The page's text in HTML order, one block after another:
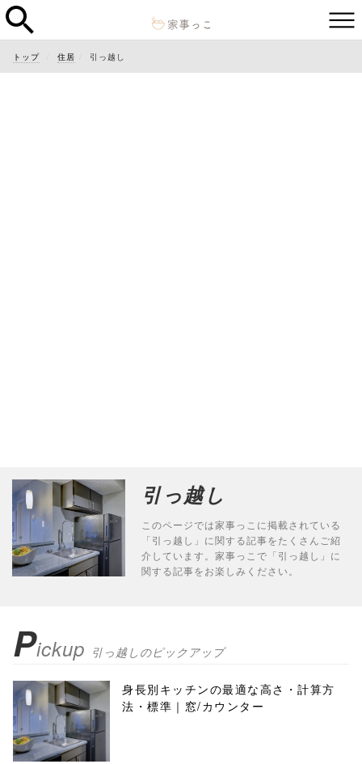
トップ 住居 引っ越し
引っ越し
このページでは家事っこに掲載されている
「引っ越し」に関する記事をたくさんご紹
介しています。家事っこで「引っ越し」に
関する記事をお楽しみください。
Pickup 引っ越しのピックアップ
身長別キッチンの最適な高さ・計算方
法・標準｜窓/カウンター